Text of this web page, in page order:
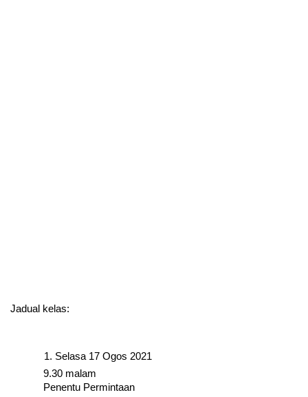
Jadual kelas:
Selasa 17 Ogos 2021
9.30 malam
Penentu Permintaan